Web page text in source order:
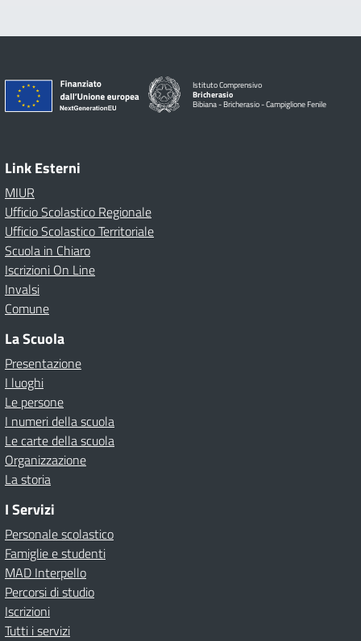
Istituto Comprensivo
Bricherasio
Bibiana - Bricherasio - Campiglione Fenile
Link Esterni
MIUR
Ufficio Scolastico Regionale
Ufficio Scolastico Territoriale
Scuola in Chiaro
Iscrizioni On Line
Invalsi
Comune
La Scuola
Presentazione
I luoghi
Le persone
I numeri della scuola
Le carte della scuola
Organizzazione
La storia
I Servizi
Personale scolastico
Famiglie e studenti
MAD Interpello
Percorsi di studio
Iscrizioni
Tutti i servizi